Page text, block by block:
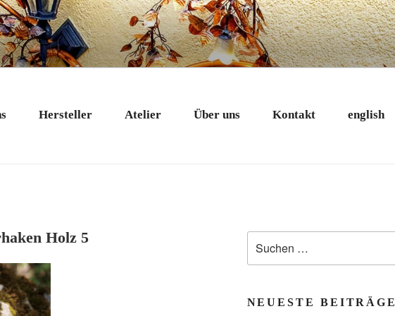
EXKLUSIV
in Bad Tölz
Hersteller Atelier Über uns Kontakt english
Holz 5
nach:
NEUESTE BEITRÄGE